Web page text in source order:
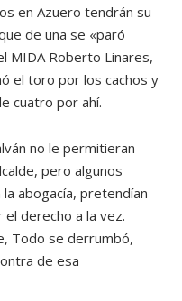
en Azuero tendrán su
de una se «paró
MIDA Roberto Linares,
el toro por los cachos y
cuatro por ahí.
no le permitieran
pero algunos
abogacía, pretendían
derecho a la vez.
Todo se derrumbó,
de esa